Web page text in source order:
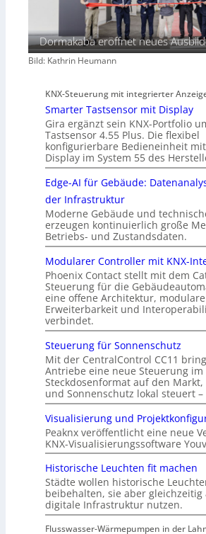
Dormakaba eröffnet neues
Bild: Kathrin Heumann
KNX-Steuerung mit integrierter
Smarter Tastsensor mit Display
Gira ergänzt sein KNX-Portfolio
Tastsensor 4.55 Plus. Die flexibel
konfigurierbare Bedieneinheit
Display im System 55 des
Edge-AI für Gebäude:
der Infrastruktur
Moderne Gebäude und
erzeugen kontinuierlich große
Betriebs- und Zustandsdaten.
Modularer Controller mit KNX-
Phoenix Contact stellt mit dem
Steuerung für die
eine offene Architektur, modulare
Erweiterbarkeit und
verbindet.
Steuerung für Sonnenschutz
Mit der CentralControl CC11
Antriebe eine neue Steuerung im
Steckdosenformat auf den
und Sonnenschutz lokal steuert
Visualisierung und
Peaknx veröffentlicht eine neue
KNX-Visualisierungssoftware
Historische Leuchten fit machen
Städte wollen historische
beibehalten, sie aber gleichzeitig
digitale Infrastruktur nutzen.
Flusswasser-Wärmepumpen in der